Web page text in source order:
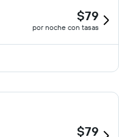
$79
por noche con tasas
$79